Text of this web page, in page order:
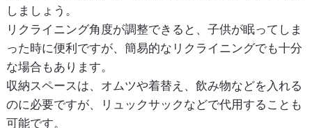
しましょう。
リクライニング角度が調整できると、子供が眠ってしま
った時に便利ですが、簡易的なリクライニングでも十分
な場合もあります。
収納スペースは、オムツや着替え、飲み物などを入れる
のに必要ですが、リュックサックなどで代用することも
可能です。